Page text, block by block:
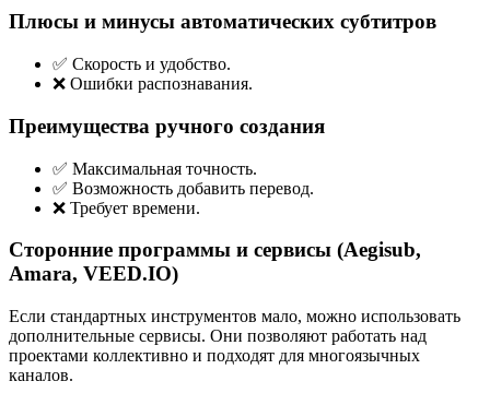
Плюсы и минусы автоматических субтитров
✅ Скорость и удобство.
❌ Ошибки распознавания.
Преимущества ручного создания
✅ Максимальная точность.
✅ Возможность добавить перевод.
❌ Требует времени.
Сторонние программы и сервисы (Aegisub,
Amara, VEED.IO)
Если стандартных инструментов мало, можно использовать
дополнительные сервисы. Они позволяют работать над
проектами коллективно и подходят для многоязычных
каналов.